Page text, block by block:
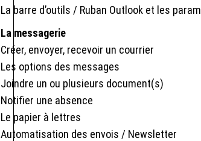
La barre d’outils / Ruban Outlook et les
La messagerie
Créer, envoyer, recevoir un courrier
Les options des messages
Joindre un ou plusieurs document(s)
Notifier une absence
Le papier à lettres
Automatisation des envois / Newsletter